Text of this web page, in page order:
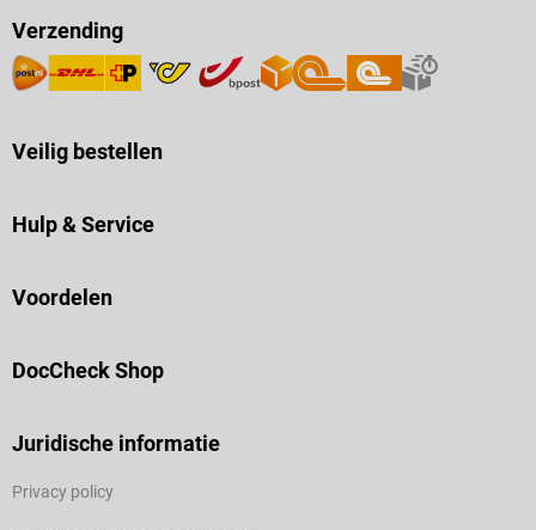
Verzending
Veilig bestellen
Hulp & Service
Voordelen
DocCheck Shop
Juridische informatie
Privacy policy